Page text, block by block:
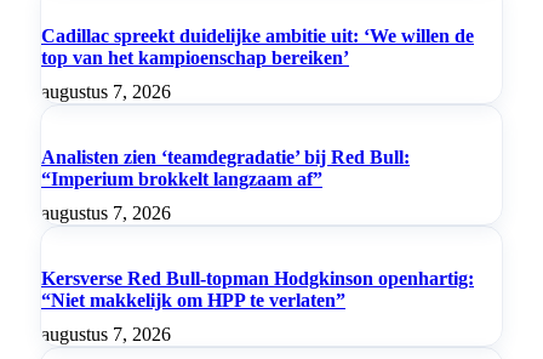
Cadillac spreekt duidelijke ambitie uit: ‘We willen de
top van het kampioenschap bereiken’
augustus 7, 2026
Analisten zien ‘teamdegradatie’ bij Red Bull:
“Imperium brokkelt langzaam af”
augustus 7, 2026
Kersverse Red Bull-topman Hodgkinson openhartig:
“Niet makkelijk om HPP te verlaten”
augustus 7, 2026